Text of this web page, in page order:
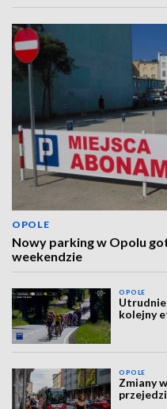
OPOLE
Nowy parking w Opolu
weekendzie
OPOLE
kolejny
OPOLE
Zmiany